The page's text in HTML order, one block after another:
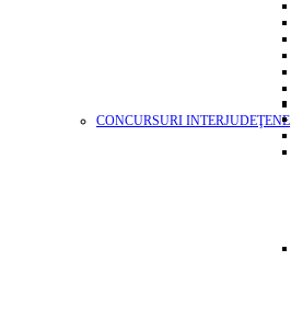
CONCURSURI INTERJUDEŢENE